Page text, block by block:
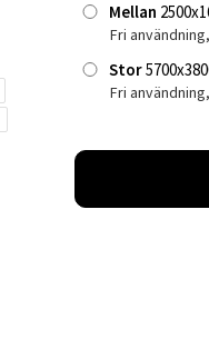
Mellan
Fri
Stor
Fri